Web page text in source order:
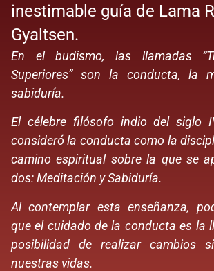
inestimable guía de Lama
Gyaltsen.
En el budismo, las llamadas
Superiores” son la conducta, la
sabiduría.
El célebre filósofo indio del siglo
consideró la conducta como la
camino espiritual sobre la que se
dos: Meditación y Sabiduría.
Al contemplar esta enseñanza,
que el cuidado de la conducta es la
posibilidad de realizar cambios
nuestras vidas.